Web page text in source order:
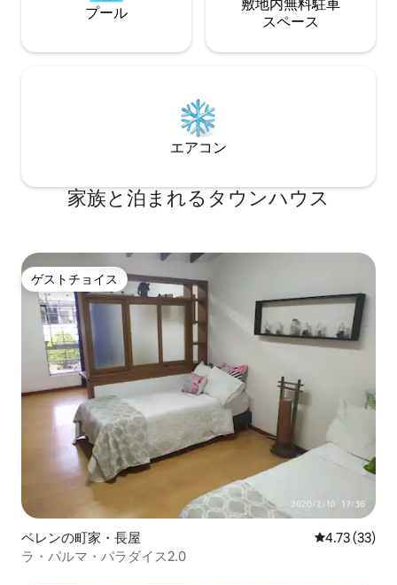
プール
敷地内無料駐⁠車
ス⁠ペ⁠ー⁠ス
エアコン
家族と泊まれるタウンハウス
ゲストチョイス
ゲストチョイス
ベレンの町家・長屋 レビュー33
4.73 (33)
ラ・パルマ・パラダイス2.0